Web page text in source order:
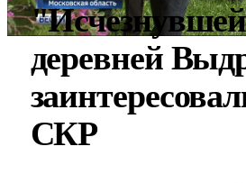
деревней
СКР